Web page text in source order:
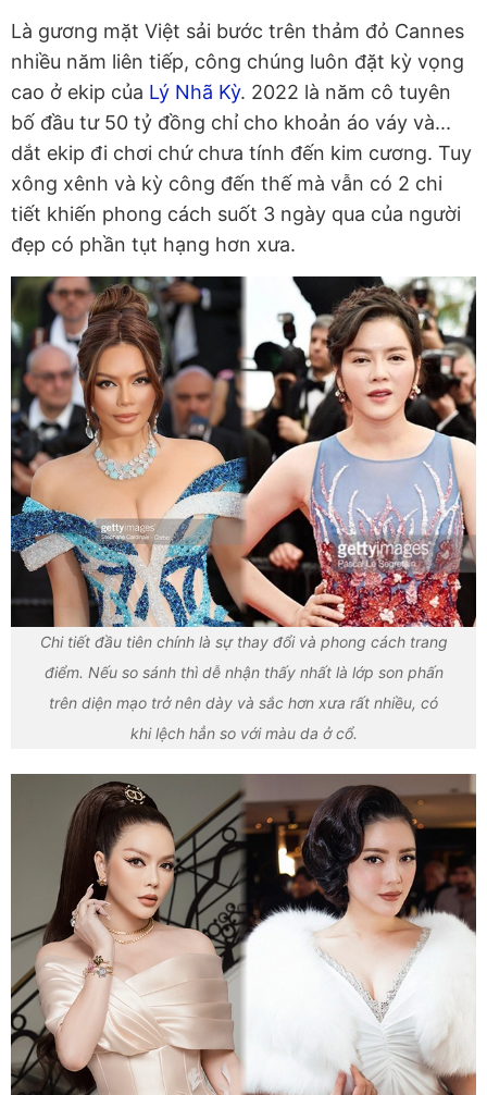
Là gương mặt Việt sải bước trên thảm đỏ Cannes
nhiều năm liên tiếp, công chúng luôn đặt kỳ vọng
cao ở ekip của Lý Nhã Kỳ. 2022 là năm cô tuyên
bố đầu tư 50 tỷ đồng chỉ cho khoản áo váy và...
dắt ekip đi chơi chứ chưa tính đến kim cương. Tuy
xông xênh và kỳ công đến thế mà vẫn có 2 chi
tiết khiến phong cách suốt 3 ngày qua của người
đẹp có phần tụt hạng hơn xưa.
Chi tiết đầu tiên chính là sự thay đổi và phong cách trang
điểm. Nếu so sánh thì dễ nhận thấy nhất là lớp son phấn
trên diện mạo trở nên dày và sắc hơn xưa rất nhiều, có
khi lệch hẳn so với màu da ở cổ.